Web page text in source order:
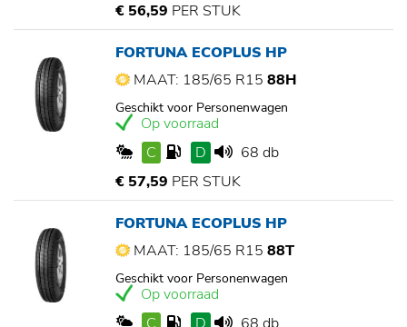
€ 56,59 PER STUK
FORTUNA ECOPLUS HP
MAAT: 185/65 R15 88H
Geschikt voor Personenwagen
Op voorraad
C
D
68 db
€ 57,59 PER STUK
FORTUNA ECOPLUS HP
MAAT: 185/65 R15 88T
Geschikt voor Personenwagen
Op voorraad